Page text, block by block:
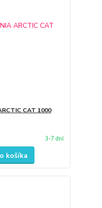
CAT 1000
3-7 dní
košíka